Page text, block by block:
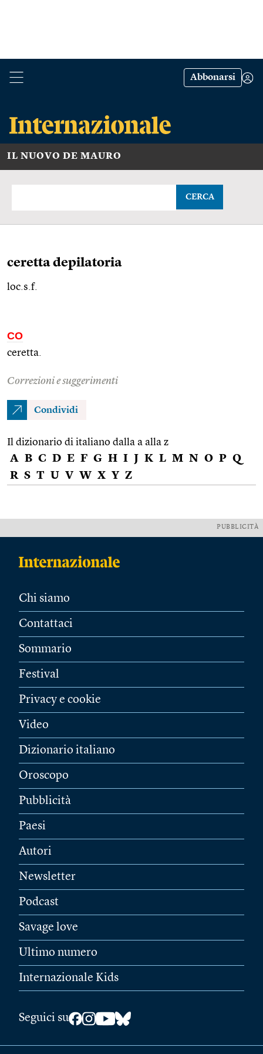
Abbonarsi
IL NUOVO DE MAURO
CERCA
ceretta depilatoria
loc.s.f.
CO
ceretta.
Correzioni e suggerimenti
Condividi
Il dizionario di italiano dalla a alla z
A B C D E F G H I J K L M N O P Q
R S T U V W X Y Z
PUBBLICITÀ
Chi siamo
Contattaci
Sommario
Festival
Privacy e cookie
Video
Dizionario italiano
Oroscopo
Pubblicità
Paesi
Autori
Newsletter
Podcast
Savage love
Ultimo numero
Internazionale Kids
Seguici su